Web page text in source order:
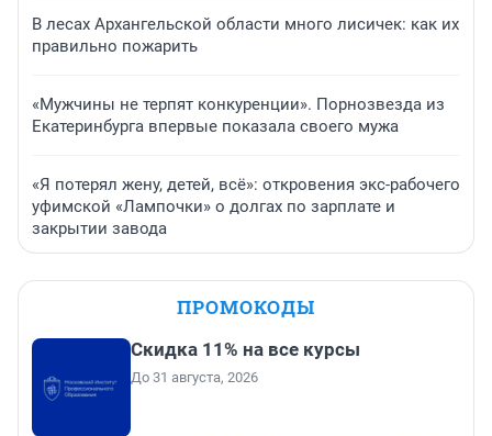
В лесах Архангельской области много лисичек: как их
правильно пожарить
«Мужчины не терпят конкуренции». Порнозвезда из
Екатеринбурга впервые показала своего мужа
«Я потерял жену, детей, всё»: откровения экс-рабочего
уфимской «Лампочки» о долгах по зарплате и
закрытии завода
ПРОМОКОДЫ
Скидка 11% на все курсы
До 31 августа, 2026